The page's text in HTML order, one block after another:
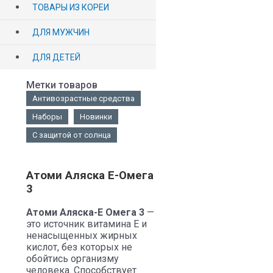
ТОВАРЫ ИЗ КОРЕИ
ДЛЯ МУЖЧИН
ДЛЯ ДЕТЕЙ
Метки товаров
Антивозрастные средства
Наборы
Новинки
С защитой от солнца
Атоми Аляска Е-Омега
3
Атоми Аляска-Е Омега 3—
это источник витамина Е и
ненасыщенных жирных
кислот, без которых не
обойтись организму
человека. Способствует